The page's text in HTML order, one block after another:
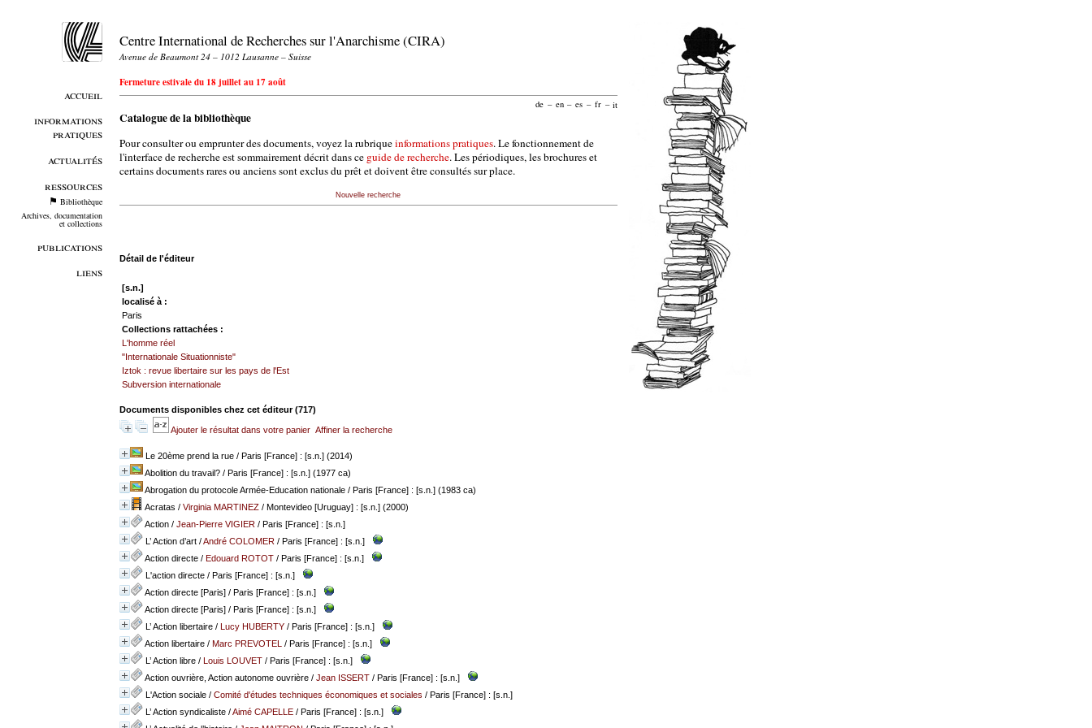
accueil
informations
pratiques
actualités
ressources
Bibliothèque
Archives, documentation
et collections
publications
liens
Centre International de Recherches sur l'Anarchisme (CIRA)
Avenue de Beaumont 24 – 1012 Lausanne – Suisse
Fermeture estivale du 18 juillet au 17 août
de – en – es – fr – it
Catalogue de la bibliothèque
Pour consulter ou emprunter des documents, voyez la rubriqueinformations pratiques. Le fonctionnement de
l'interface de recherche est sommairement décrit dans ce guide de recherche. Les périodiques, les brochures et
certains documents rares ou anciens sont exclus du prêt et doivent être consultés sur place.
Nouvelle recherche
Détail de l'éditeur
[s.n.]
localisé à :
Paris
Collections rattachées :
L'homme réel
"Internationale Situationniste"
Iztok : revue libertaire sur les pays de l'Est
Subversion internationale
Documents disponibles chez cet éditeur (717)
Ajouter le résultat dans votre panier Affiner la recherche
Le 20ème prend la rue/ Paris [France] : [s.n.] (2014)
Abolition du travail?/ Paris [France] : [s.n.] (1977 ca)
Abrogation du protocole Armée-Education nationale/ Paris [France] : [s.n.] (1983 ca)
Acratas / Virginia MARTINEZ/ Montevideo [Uruguay] : [s.n.] (2000)
Action/ Jean-Pierre VIGIER/ Paris [France] : [s.n.]
L’ Action d’art/André COLOMER/ Paris [France] : [s.n.]
Action directe/ Edouard ROTOT/ Paris [France] : [s.n.]
L'action directe/ Paris [France] : [s.n.]
Action directe [Paris]/ Paris [France] : [s.n.]
Action directe [Paris]/ Paris [France] : [s.n.]
L’ Action libertaire/ Lucy HUBERTY/ Paris [France] : [s.n.]
Action libertaire/ Marc PREVOTEL / Paris [France] : [s.n.]
L’ Action libre/ Louis LOUVET/ Paris [France] : [s.n.]
Action ouvrière, Action autonome ouvrière/ Jean ISSERT/ Paris [France] : [s.n.]
L'Action sociale/ Comité d'études techniques économiques et sociales / Paris [France] : [s.n.]
L’ Action syndicaliste/Aimé CAPELLE/ Paris [France] : [s.n.]